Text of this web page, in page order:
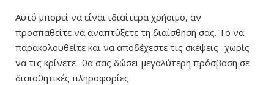
Αυτό μπορεί να είναι ιδιαίτερα χρήσιμο, αν
προσπαθείτε να αναπτύξετε τη διαίσθησή σας. Το να
παρακολουθείτε και να αποδέχεστε τις σκέψεις -χωρίς
να τις κρίνετε- θα σας δώσει μεγαλύτερη πρόσβαση σε
διαισθητικές πληροφορίες.